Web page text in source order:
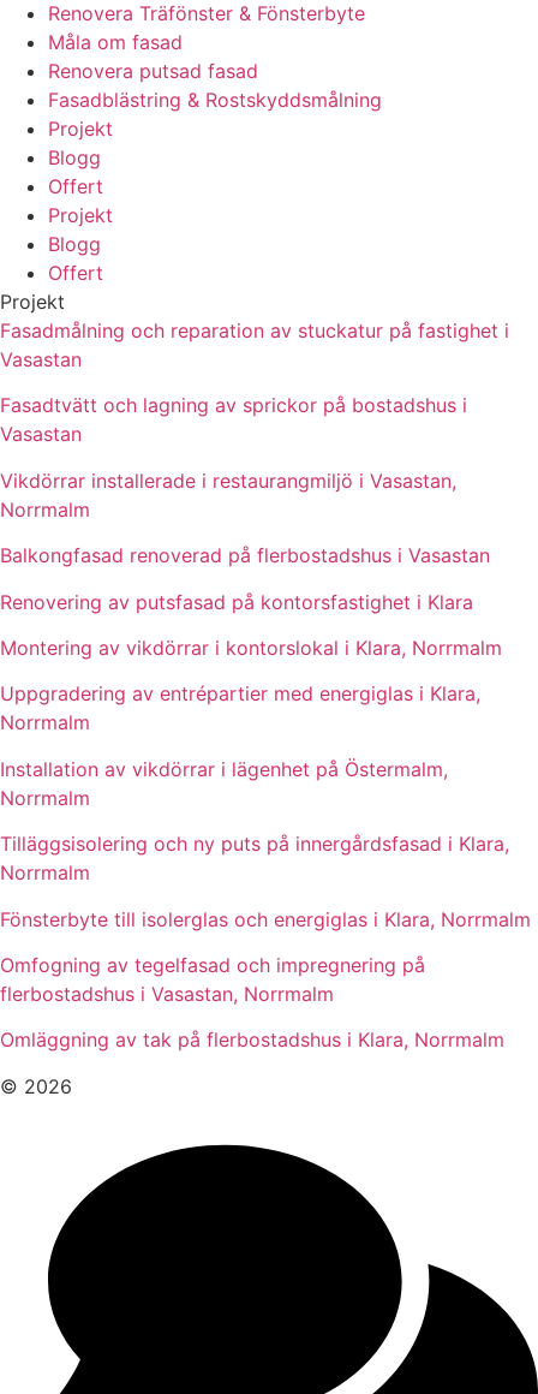
Renovera Träfönster & Fönsterbyte
Måla om fasad
Renovera putsad fasad
Fasadblästring & Rostskyddsmålning
Projekt
Blogg
Offert
Projekt
Blogg
Offert
Projekt
Fasadmålning och reparation av stuckatur på fastighet i
Vasastan
Fasadtvätt och lagning av sprickor på bostadshus i
Vasastan
Vikdörrar installerade i restaurangmiljö i Vasastan,
Norrmalm
Balkongfasad renoverad på flerbostadshus i Vasastan
Renovering av putsfasad på kontorsfastighet i Klara
Montering av vikdörrar i kontorslokal i Klara, Norrmalm
Uppgradering av entrépartier med energiglas i Klara,
Norrmalm
Installation av vikdörrar i lägenhet på Östermalm,
Norrmalm
Tilläggsisolering och ny puts på innergårdsfasad i Klara,
Norrmalm
Fönsterbyte till isolerglas och energiglas i Klara, Norrmalm
Omfogning av tegelfasad och impregnering på
flerbostadshus i Vasastan, Norrmalm
Omläggning av tak på flerbostadshus i Klara, Norrmalm
© 2026